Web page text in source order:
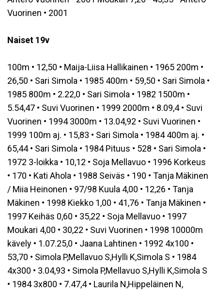
Vuorinen • 2001
Naiset 19v
100m • 12,50 • Maija-Liisa Hallikainen • 1965 200m •
26,50 • Sari Simola • 1985 400m • 59,50 • Sari Simola •
1985 800m • 2.22,0 • Sari Simola • 1982 1500m •
5.54,47 • Suvi Vuorinen • 1999 2000m • 8.09,4 • Suvi
Vuorinen • 1994 3000m • 13.04,92 • Suvi Vuorinen •
1999 100m aj. • 15,83 • Sari Simola • 1984 400m aj. •
65,44 • Sari Simola • 1984 Pituus • 528 • Sari Simola •
1972 3-loikka • 10,12 • Soja Mellavuo • 1996 Korkeus
• 170 • Kati Ahola • 1988 Seiväs • 190 • Tanja Mäkinen
/ Miia Heinonen • 97/98 Kuula 4,00 • 12,26 • Tanja
Mäkinen • 1998 Kiekko 1,00 • 41,76 • Tanja Mäkinen •
1997 Keihäs 0,60 • 35,22 • Soja Mellavuo • 1997
Moukari 4,00 • 30,22 • Suvi Vuorinen • 1998 10000m
kävely • 1.07.25,0 • Jaana Lahtinen • 1992 4x100 •
53,70 • Simola P,Mellavuo S,Hylli K,Simola S • 1984
4x300 • 3.04,93 • Simola P,Mellavuo S,Hylli K,Simola S
• 1984 3x800 • 7.47,4 • Laurila N,Hippeläinen N,